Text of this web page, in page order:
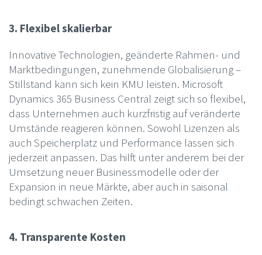
3. Flexibel skalierbar
Innovative Technologien, geänderte Rahmen- und
Marktbedingungen, zunehmende Globalisierung –
Stillstand kann sich kein KMU leisten. Microsoft
Dynamics 365 Business Central zeigt sich so flexibel,
dass Unternehmen auch kurzfristig auf veränderte
Umstände reagieren können. Sowohl Lizenzen als
auch Speicherplatz und Performance lassen sich
jederzeit anpassen. Das hilft unter anderem bei der
Umsetzung neuer Businessmodelle oder der
Expansion in neue Märkte, aber auch in saisonal
bedingt schwachen Zeiten.
4. Transparente Kosten